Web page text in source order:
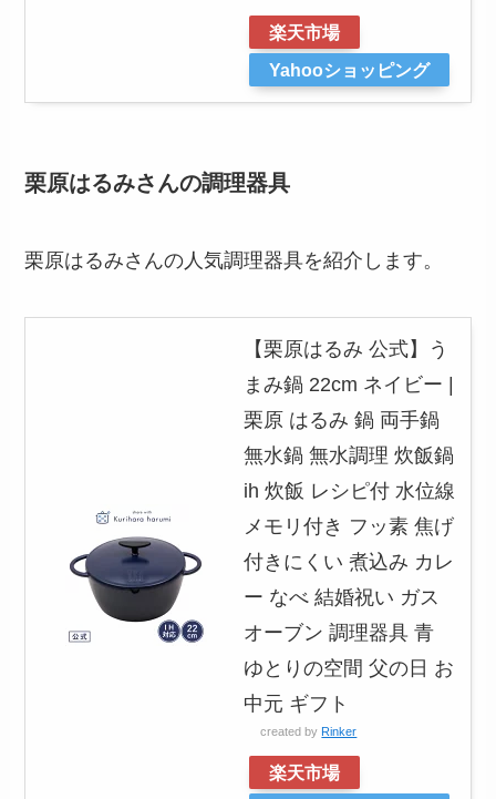
楽天市場
Yahooショッピング
栗原はるみさんの調理器具
栗原はるみさんの人気調理器具を紹介します。
【栗原はるみ 公式】う
まみ鍋 22cm ネイビー |
栗原 はるみ 鍋 両手鍋
無水鍋 無水調理 炊飯鍋
ih 炊飯 レシピ付 水位線
メモリ付き フッ素 焦げ
付きにくい 煮込み カレ
ー なべ 結婚祝い ガス
オーブン 調理器具 青
ゆとりの空間 父の日 お
中元 ギフト
created by Rinker
楽天市場